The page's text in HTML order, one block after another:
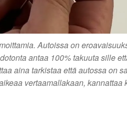
Autoissa on
antaa 100% takuuta sille
aina tarkistaa että autossa on
vertaamallakaan, kannattaa